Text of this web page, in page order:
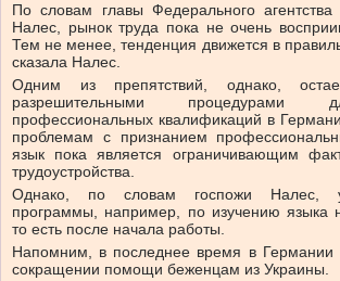
По словам главы Федерального агентства
Налес, рынок труда пока не очень
Тем не менее, тенденция движется в
сказала Налес.
Одним из препятствий, однако,
разрешительными процедурами
профессиональных квалификаций в
проблемам с признанием
язык пока является ограничивающим
трудоустройства.
Однако, по словам госпожи Налес,
программы, например, по изучению языка
то есть после начала работы.
Напомним, в последнее время в Германии
сокращении помощи беженцам из Украины.